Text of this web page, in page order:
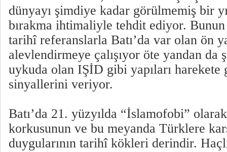
dünyayı şimdiye kadar görülmemiş bir
bırakma ihtimaliyle tehdit ediyor.
tarihî referanslarla Batı’da var olan ön
alevlendirmeye çalışıyor öte yandan da
uykuda olan IŞİD gibi yapıları harekete
sinyallerini veriyor.
Batı’da 21. yüzyılda “İslamofobi”
korkusunun ve bu meyanda Türklere
duygularının tarihî kökleri derindir.